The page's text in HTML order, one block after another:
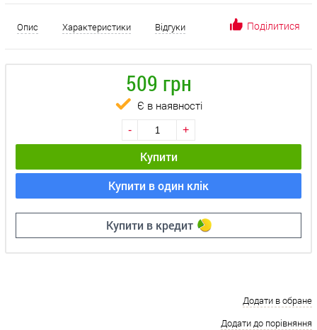
Опис Характеристики Відгуки Поділитися
509 грн
Є в наявності
- +
Купити
Купити в один клік
Купити в кредит
Додати в обране
Додати до порівняння